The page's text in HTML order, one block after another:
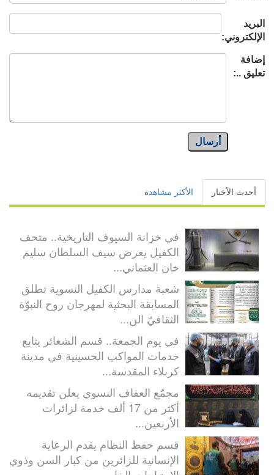
البريد
الإلكتروني:
إضافة
تعليق ..:
أرسال
أحدث الأخبار الأكثر مشاهدة
في خزانة السيوف التاريخية.. متحف
الكفيل يعرض سيف السلطان سليم
خان العثماني...
شعبة مدارس الكفيل النسوية تطلق
المسابقة البحثية لمهرجان روح النبوّة
الثقافيّ الن...
في يوم الجمعة.. قسم الشعائر يتابع
خدمات المواكب الحسينية في مدينة
كربلاء المقدسة...
مجمّع العفاف النسوي يعلن تقديمه
أكثر من 17 ألف خدمة لزائرات
الأربعين...
قسم حفظ النظام يقدم الرعاية
الإنسانية للزائرين من كبار السن وذوي